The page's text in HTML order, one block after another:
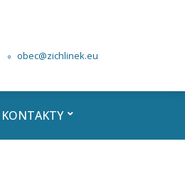
obec@zichlinek.eu
KONTAKTY